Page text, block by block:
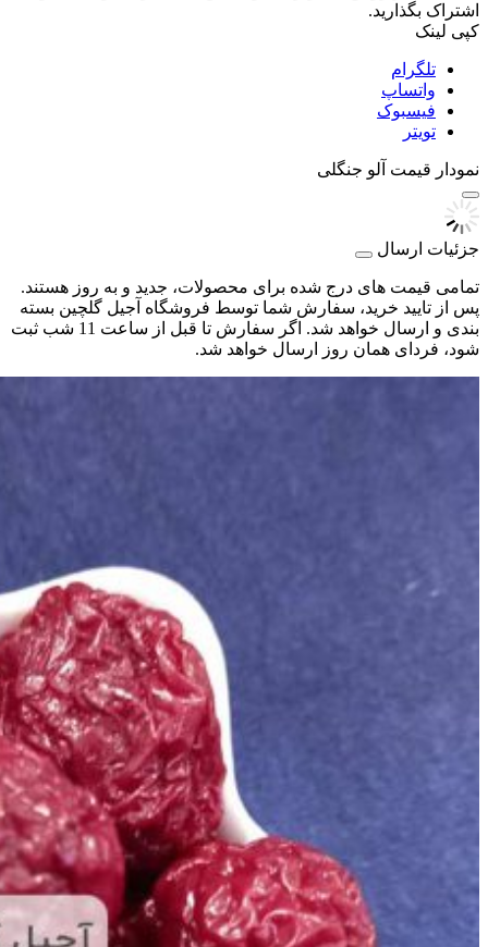
اشتراک بگذارید.
کپی لینک
تلگرام
واتساپ
فیسبوک
تویتر
نمودار قیمت آلو جنگلی
جزئیات ارسال
تمامی قیمت های درج شده برای محصولات، جدید و به روز هستند.
پس از تایید خرید، سفارش شما توسط فروشگاه آجیل گلچین بسته
بندی و ارسال خواهد شد. اگر سفارش تا قبل از ساعت 11 شب ثبت
شود، فردای همان روز ارسال خواهد شد.